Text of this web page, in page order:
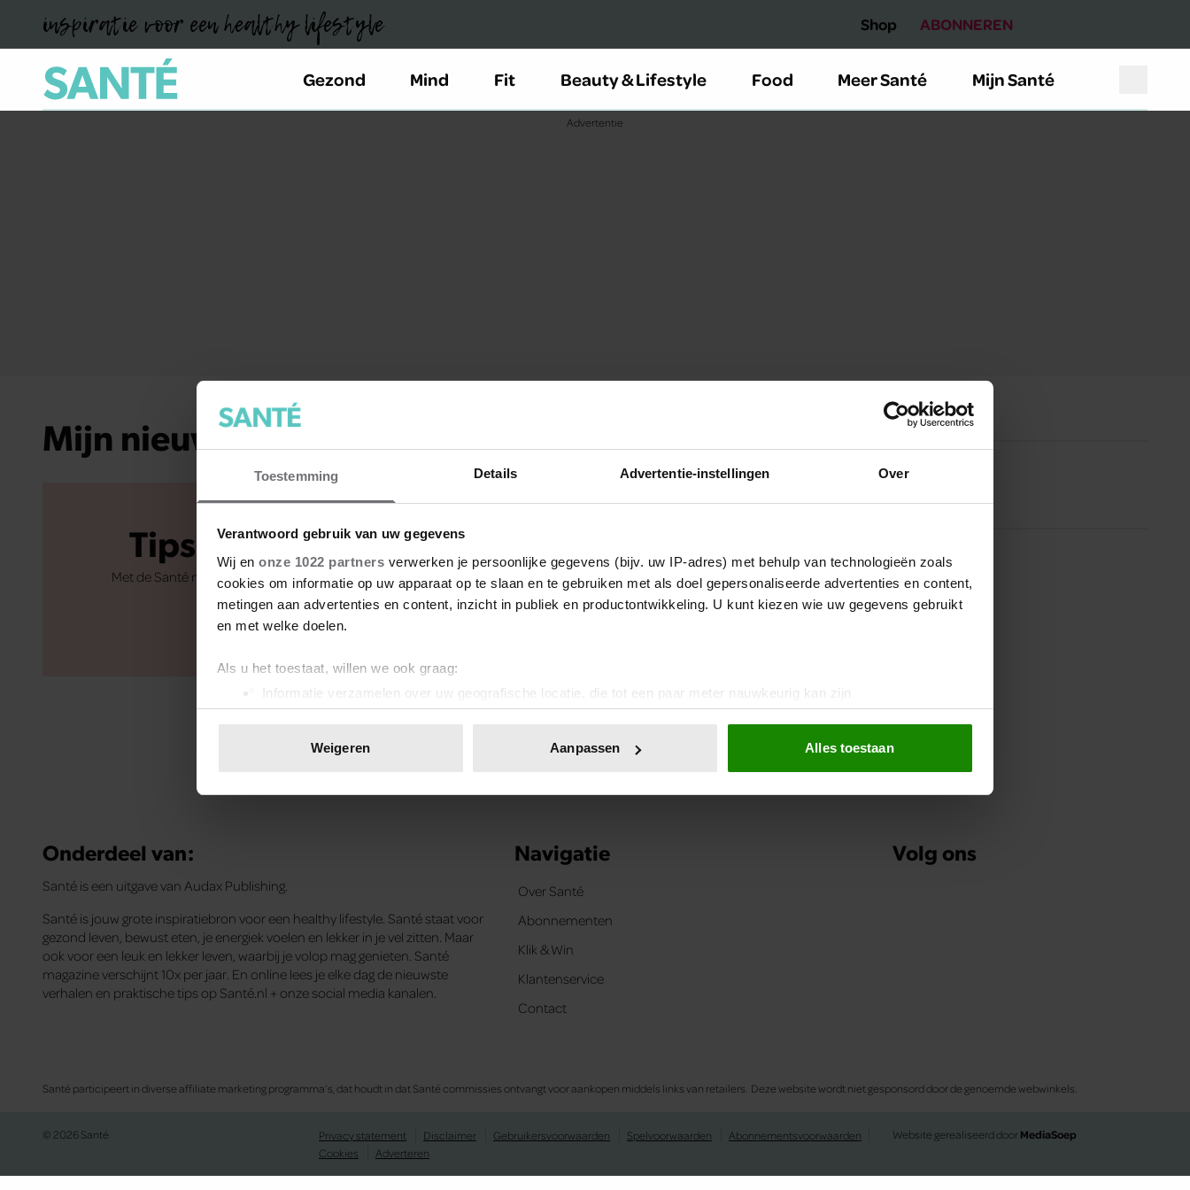
Toestemming Details Advertentie-instellingen Over
Verantwoord gebruik van uw gegevens
Wij en onze 1022 partners verwerken je persoonlijke gegevens (bijv. uw IP-adres) met behulp van technologieën zoals
cookies om informatie op uw apparaat op te slaan en te gebruiken met als doel gepersonaliseerde advertenties en content,
metingen aan advertenties en content, inzicht in publiek en productontwikkeling. U kunt kiezen wie uw gegevens gebruikt
en met welke doelen.
Als u het toestaat, willen we ook graag:
Informatie verzamelen over uw geografische locatie, die tot een paar meter nauwkeurig kan zijn
Uw apparaat identificeren door het actief te scannen op specifieke eigenschappen (fingerprinting)
toestemming op elk moment wijzigen of intrekken in de Cookieverklaring.
media, adverteren en analyse. Deze partners kunnen deze gegevens combineren met andere informatie die u aan ze heeft
verstrekt of die ze hebben verzameld op basis van uw gebruik van hun services. U gaat akkoord met onze cookies als u
onze website blijft gebruiken.
Weigeren Aanpassen Alles toestaan
inspiratie voor een healthy lifestyle Shop ABONNEREN
Gezond Mind Fit Beauty & Lifestyle Food Meer Santé Mijn Santé
Mijn nieuwsbrief
Tips om je lekker in je vel te voelen
Met de Santé nieuwsbrief ontvang je elke week tips om je energiek, ontspannen en in balans te voelen.
Inschrijven Uitschrijven
MIJN ABONNEMENTEN
Mijn nieuwsbrieven
Klik & Win
Onderdeel van:
Santé is een uitgave van Audax Publishing.
Santé is jouw grote inspiratiebron voor een healthy lifestyle. Santé staat voor
gezond leven, bewust eten, je energiek voelen en lekker in je vel zitten. Maar
ook voor een leuk en lekker leven, waarbij je volop mag genieten. Santé
magazine verschijnt 10x per jaar. En online lees je elke dag de nieuwste
verhalen en praktische tips op Santé.nl + onze social media kanalen.
Navigatie
Over Santé
Abonnementen
Klik & Win
Klantenservice
Contact
Volg ons
Santé participeert in diverse affiliate marketing programma’s, dat houdt in dat Santé commissies ontvangt voor aankopen middels links van retailers. Deze website wordt niet gesponsord door de genoemde webwinkels.
© 2026 Santé Privacy statement Disclaimer Gebruikersvoorwaarden Spelvoorwaarden
Abonnementsvoorwaarden
Cookies
Adverteren
Website gerealiseerd doorMediaSoep